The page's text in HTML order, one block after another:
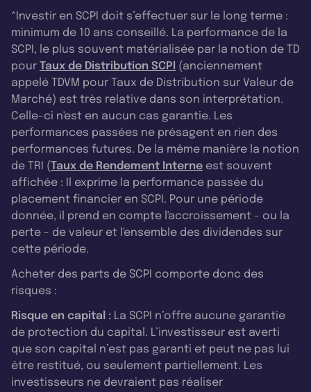
*Investir en SCPI doit s’effectuer sur le long terme :
minimum de 10 ans conseillé. La performance de la
SCPI, le plus souvent matérialisée par la notion de TD
pour Taux de Distribution SCPI (anciennement
appelé TDVM pour Taux de Distribution sur Valeur de
Marché) est très relative dans son interprétation.
Celle-ci n'est en aucun cas garantie. Les
performances passées ne présagent en rien des
performances futures. De la même manière la notion
de TRI (Taux de Rendement Interne est souvent
affichée : Il exprime la performance passée du
placement financier en SCPI. Pour une période
donnée, il prend en compte l'accroissement - ou la
perte - de valeur et l'ensemble des dividendes sur
cette période.
Acheter des parts de SCPI comporte donc des
risques :
Risque en capital : La SCPI n’offre aucune garantie
de protection du capital. L’investisseur est averti
que son capital n’est pas garanti et peut ne pas lui
être restitué, ou seulement partiellement. Les
investisseurs ne devraient pas réaliser